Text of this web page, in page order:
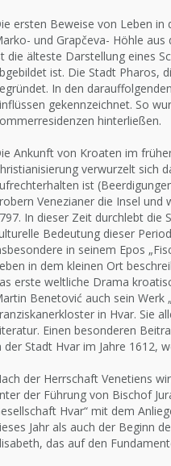
ersten Beweise von Leben in
und Grapčeva- Höhle
die älteste Darstellung eines
ist. Die Stadt Pharos,
In den
gekennzeichnet. So
hinterließen.
Ankunft von Kroaten im
verwurzelt sich
ist
Venezianer die Insel
In dieser Zeit durchlebt die
Bedeutung dieser
in seinem Epos
in dem kleinen Ort
erste weltliche Drama
Benetović auch sein Werk
in Hvar. Sie
Einen besonderen
der Stadt Hvar im Jahre 1612,
der Herrschaft Venetiens
der Führung von Bischof
Hvar“ mit dem
Jahr als auch der Beginn
das auf den